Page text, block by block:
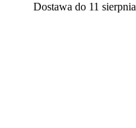
Dostawa do 11 sierpnia